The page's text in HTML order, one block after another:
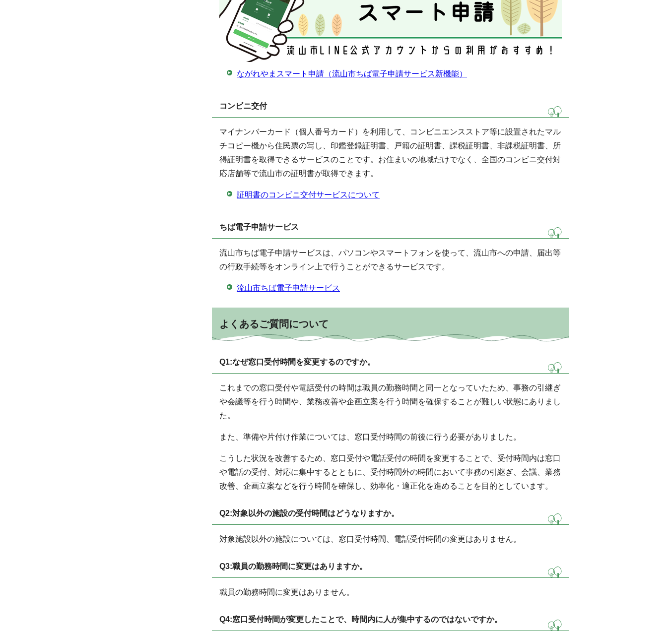
ながれやまスマート申請（流山市ちば電子申請サービス新機能）
コンビニ交付
マイナンバーカード（個人番号カード）を利用して、コンビニエンスストア等に設置されたマル
チコピー機から住民票の写し、印鑑登録証明書、戸籍の証明書、課税証明書、非課税証明書、所
得証明書を取得できるサービスのことです。お住まいの地域だけでなく、全国のコンビニ交付対
応店舗等で流山市の証明書が取得できます。
証明書のコンビニ交付サービスについて
ちば電子申請サービス
流山市ちば電子申請サービスは、パソコンやスマートフォンを使って、流山市への申請、届出等
の行政手続等をオンライン上で行うことができるサービスです。
流山市ちば電子申請サービス
よくあるご質問について
Q1:なぜ窓口受付時間を変更するのですか。
これまでの窓口受付や電話受付の時間は職員の勤務時間と同一となっていたため、事務の引継ぎ
や会議等を行う時間や、業務改善や企画立案を行う時間を確保することが難しい状態にありまし
た。
また、準備や片付け作業については、窓口受付時間の前後に行う必要がありました。
こうした状況を改善するため、窓口受付や電話受付の時間を変更することで、受付時間内は窓口
や電話の受付、対応に集中するとともに、受付時間外の時間において事務の引継ぎ、会議、業務
改善、企画立案などを行う時間を確保し、効率化・適正化を進めることを目的としています。
Q2:対象以外の施設の受付時間はどうなりますか。
対象施設以外の施設については、窓口受付時間、電話受付時間の変更はありません。
Q3:職員の勤務時間に変更はありますか。
職員の勤務時間に変更はありません。
Q4:窓口受付時間が変更したことで、時間内に人が集中するのではないですか。